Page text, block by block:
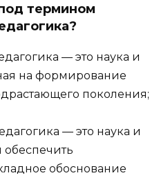
термином
— это наука и
на формирование
поколения;
— это наука и
обеспечить
обоснование